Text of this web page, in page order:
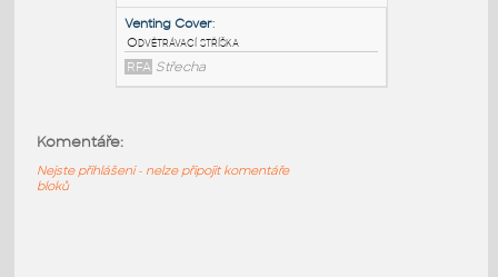
Komín se stříškou - plně parametrické
(materiály a rozměry)
RFA Střecha
Komentáře:
Nejste přihlášeni - nelze připojit komentáře
bloků